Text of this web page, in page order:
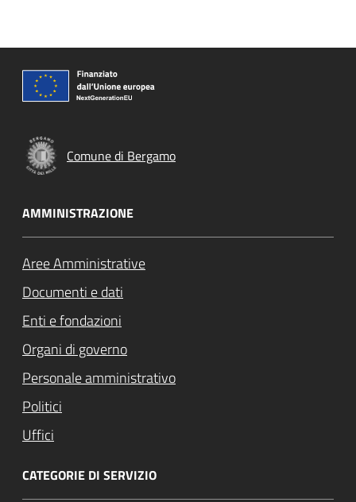
Comune di Bergamo
AMMINISTRAZIONE
Aree Amministrative
Documenti e dati
Enti e fondazioni
Organi di governo
Personale amministrativo
Politici
Uffici
CATEGORIE DI SERVIZIO